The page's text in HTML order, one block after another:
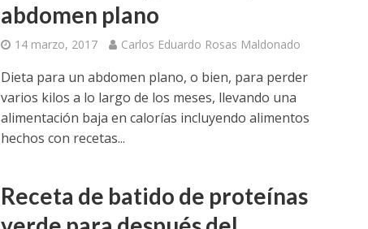
abdomen plano
14 marzo, 2017 Carlos Eduardo Rosas Maldonado
Dieta para un abdomen plano, o bien, para perder
varios kilos a lo largo de los meses, llevando una
alimentación baja en calorías incluyendo alimentos
hechos con recetas...
Receta de batido de proteínas